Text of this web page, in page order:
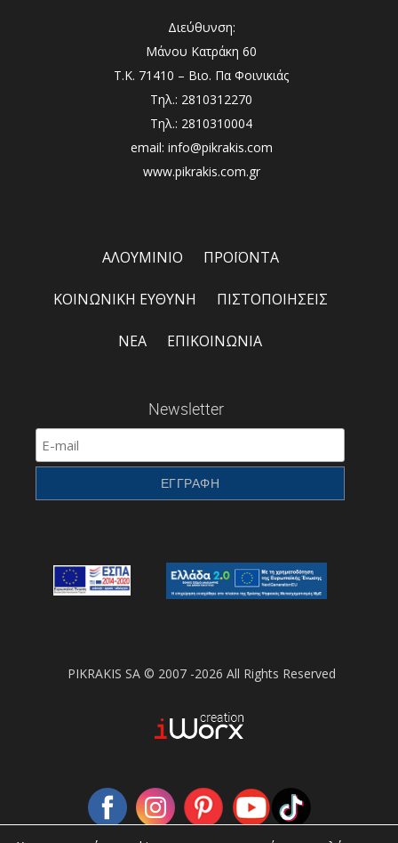
Διεύθυνση:
Μάνου Κατράκη 60
Τ.Κ. 71410 – Βιο. Πα Φοινικιάς
Τηλ.: 2810312270
Τηλ.: 2810310004
email: info@pikrakis.com
www.pikrakis.com.gr
ΑΛΟΥΜΙΝΙΟ ΠΡΟΪΟΝΤΑ
ΚΟΙΝΩΝΙΚΗ ΕΥΘΥΝΗ ΠΙΣΤΟΠΟΙΗΣΕΙΣ
ΝΕΑ ΕΠΙΚΟΙΝΩΝΙΑ
Newsletter
PIKRAKIS SA © 2007 -2026 All Rights Reserved